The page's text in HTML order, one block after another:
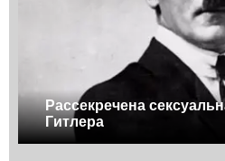
Рассекречена
Гитлера